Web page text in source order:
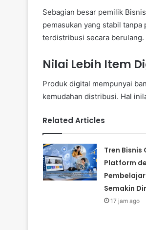
Sebagian besar pemilik
pemasukan yang stabil
terdistribusi secara berulang.
Nilai Lebih Item
Produk digital mempunyai
kemudahan distribusi. Hal
Related Articles
Tren Bisnis
Platform
Semakin
17 jam ago